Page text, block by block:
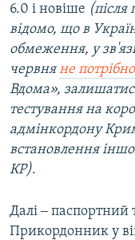
6.0 і новіше (після
відомо, що в
обмеження, у
червняне
Вдома»,
тестування на
адмінкордону
встановлення
КР).
Далі ‒
Прикордонник у